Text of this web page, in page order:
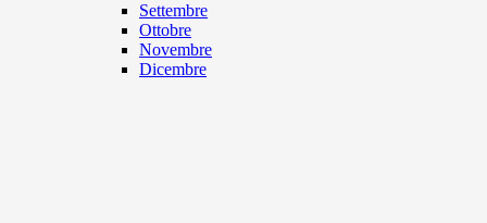
Settembre
Ottobre
Novembre
Dicembre